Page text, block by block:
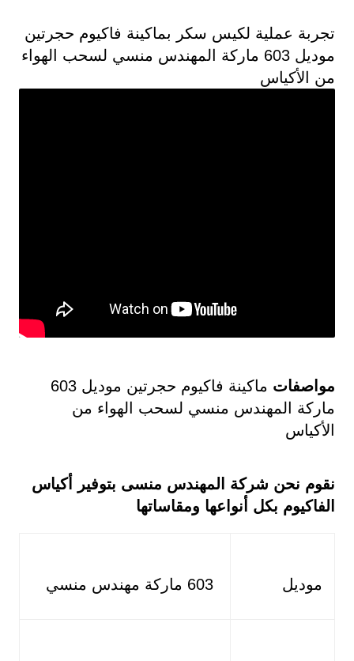
تجربة عملية لكيس سكر بماكينة فاكيوم حجرتين
موديل 603 ماركة المهندس منسي لسحب الهواء
من الأكياس
مواصفات
ماكينة فاكيوم حجرتين موديل 603
ماركة المهندس منسي لسحب الهواء من
الأكياس
نقوم نحن شركة المهندس منسى بتوفير أكياس
الفاكيوم بكل أنواعها ومقاساتها
موديل